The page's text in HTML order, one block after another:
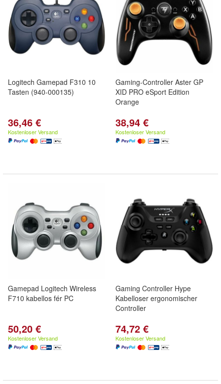
Logitech Gamepad F310 10
Tasten (940-000135)
36,46 €
Kostenloser Versand
Gaming-Controller Aster GP
XID PRO eSport Edition
Orange
38,94 €
Kostenloser Versand
Gamepad Logitech Wireless
F710 kabellos fér PC
50,20 €
Kostenloser Versand
Gaming Controller Hype
Kabelloser ergonomischer
Controller
74,72 €
Kostenloser Versand